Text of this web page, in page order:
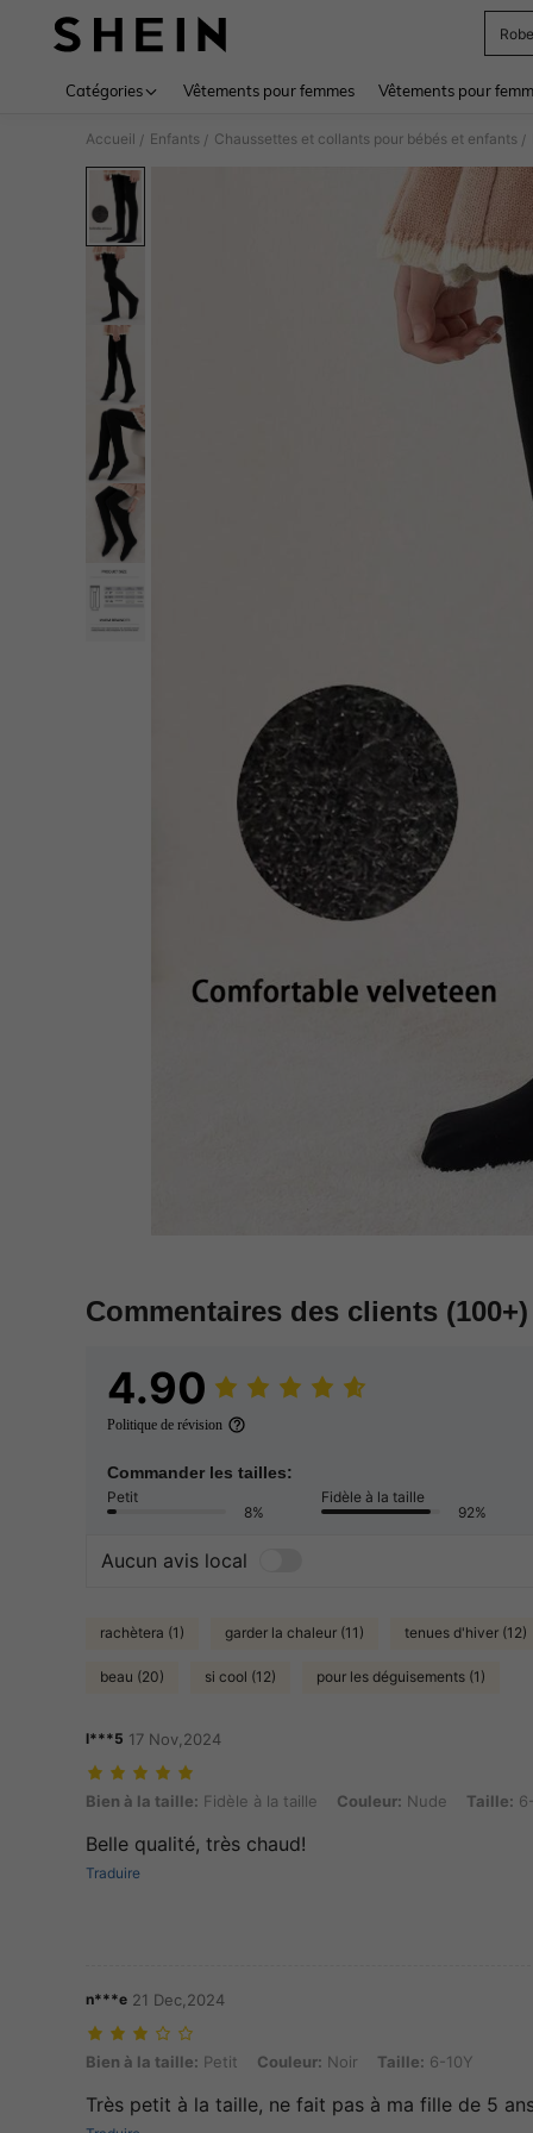
Robe
Catégories Vêtements pour femmes Vêtements pour
Accueil / Enfants / Chaussettes et collants pour bébés et enfants /
Commentaires des clients (100+)
4.90
Politique de révision
Commander les tailles:
Petit
8%
Fidèle à la taille
92%
Aucun avis local
rachètera (1) garder la chaleur (11) tenues d'hiver (12)
beau (20) si cool (12) pour les déguisements (1)
l***5 17 Nov,2024
Bien à la taille: Fidèle à la taille, Couleur: Nude, Taille: 6-10Y
Bien à la taille: Fidèle à la taille Couleur: Nude Taille:
Belle qualité, très chaud!
Traduire
n***e 21 Dec,2024
Bien à la taille: Petit, Couleur: Noir, Taille: 6-10Y
Bien à la taille: Petit Couleur: Noir Taille: 6-10Y
Très petit à la taille, ne fait pas à ma fille de 5